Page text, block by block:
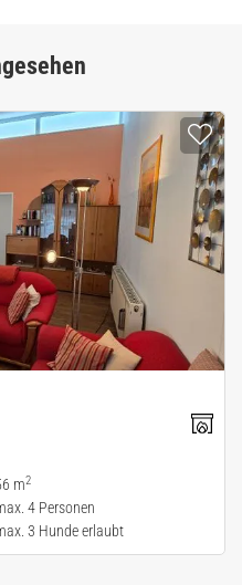
m2
4 Personen
3 Hunde erlaubt